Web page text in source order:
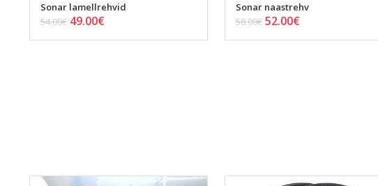
Sonar lamellrehvid
54.00€ 49.00€
Sonar naastrehv
58.00€ 52.00€